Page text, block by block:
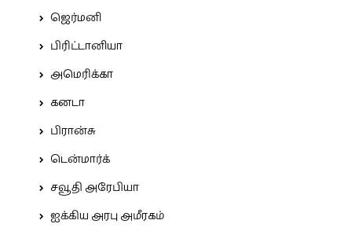
ஜெர்மனி
பிரிட்டானியா
அமெரிக்கா
கனடா
பிரான்சு
டென்மார்க்
சவூதி அரேபியா
ஐக்கிய அரபு அமீரகம்